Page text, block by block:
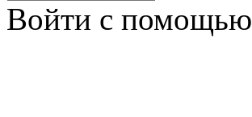
Войти с помощью